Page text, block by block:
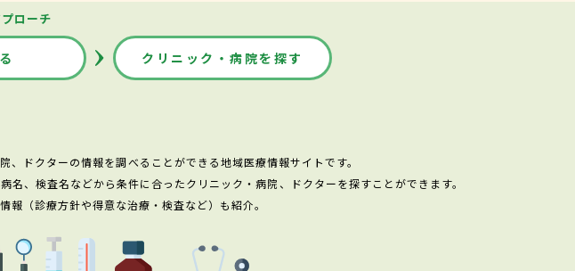
ローチ
クリニック・病院を探す
ドクターの情報を調べることができる地域医療情報サイトです。
、検査名などから条件に合ったクリニック・病院、ドクターを探すことができます。
（診療方針や得意な治療・検査など）も紹介。